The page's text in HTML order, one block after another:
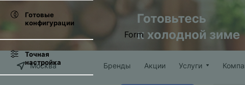
Москва Бренды Акции Услуги
Готовые
конфигурации
Точная
настройка
Form